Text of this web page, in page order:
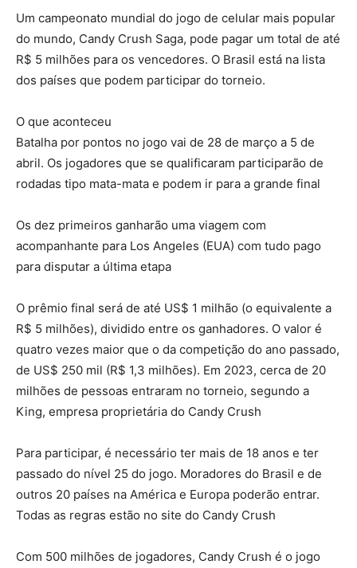
Um campeonato mundial do jogo de celular mais popular
do mundo, Candy Crush Saga, pode pagar um total de até
R$ 5 milhões para os vencedores. O Brasil está na lista
dos países que podem participar do torneio.
O que aconteceu
Batalha por pontos no jogo vai de 28 de março a 5 de
abril. Os jogadores que se qualificaram participarão de
rodadas tipo mata-mata e podem ir para a grande final
Os dez primeiros ganharão uma viagem com
acompanhante para Los Angeles (EUA) com tudo pago
para disputar a última etapa
O prêmio final será de até US$ 1 milhão (o equivalente a
R$ 5 milhões), dividido entre os ganhadores. O valor é
quatro vezes maior que o da competição do ano passado,
de US$ 250 mil (R$ 1,3 milhões). Em 2023, cerca de 20
milhões de pessoas entraram no torneio, segundo a
King, empresa proprietária do Candy Crush
Para participar, é necessário ter mais de 18 anos e ter
passado do nível 25 do jogo. Moradores do Brasil e de
outros 20 países na América e Europa poderão entrar.
Todas as regras estão no site do Candy Crush
Com 500 milhões de jogadores, Candy Crush é o jogo